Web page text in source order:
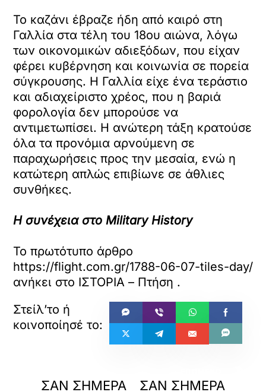
Το καζάνι έβραζε ήδη από καιρό στη
Γαλλία στα τέλη του 18ου αιώνα, λόγω
των οικονομικών αδιεξόδων, που είχαν
φέρει κυβέρνηση και κοινωνία σε πορεία
σύγκρουσης. Η Γαλλία είχε ένα τεράστιο
και αδιαχείριστο χρέος, που η βαριά
φορολογία δεν μπορούσε να
αντιμετωπίσει. Η ανώτερη τάξη κρατούσε
όλα τα προνόμια αρνούμενη σε
παραχωρήσεις προς την μεσαία, ενώ η
κατώτερη απλώς επιβίωνε σε άθλιες
συνθήκες.
Η συνέχεια στο Military History
Το πρωτότυπο άρθρο
https://flight.com.gr/1788-06-07-tiles-day/
ανήκει στο ΙΣΤΟΡΙΑ – Πτήση .
ΣΑΝ ΣΗΜΕΡΑ ΣΑΝ ΣΗΜΕΡΑ